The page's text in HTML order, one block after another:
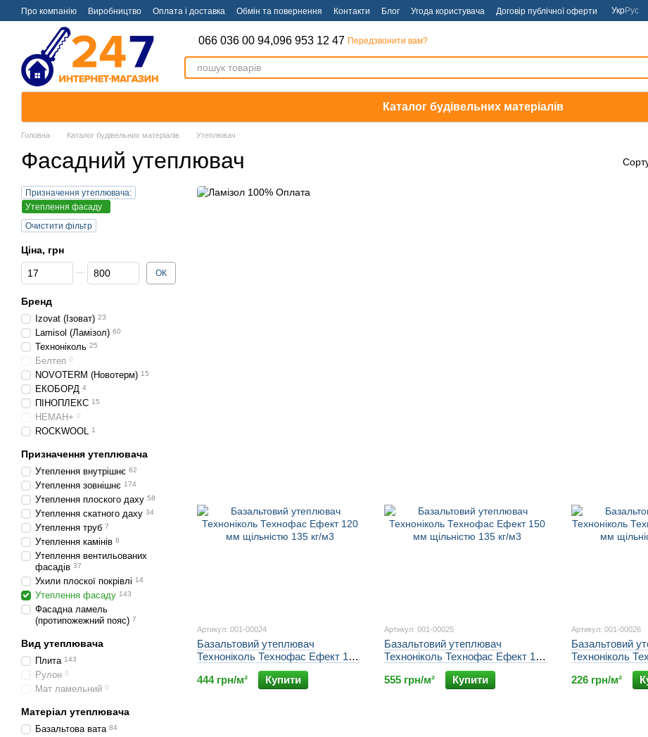
Перейти к основному контенту
Про компанію Виробництво Оплата і доставка Обмін та повернення Контакти Блог Угода користувача Договір публічної оферти УкрРус
066 036 00 94,096 953 12 47 Передзвонити вам?
Каталог будівельних матеріалів
Головна Каталог будівельних матеріалів Утеплювач
Фасадний утеплювач
Артикул: 001-00024
Базальтовий утеплювач
Техноніколь Технофас Ефект 120
мм щільністю 135 кг/м3
444 грн/м²
Купити
Артикул: 001-00025
Базальтовий утеплювач
Техноніколь Технофас Ефект 150
мм щільністю 135 кг/м3
555 грн/м²
Купити
Артикул: 001-00026
Базальтовий
Техноніколь
50 мм
226 грн/м²
Призначення утеплювача:
Утеплення фасаду
Очистити фільтр
Ціна, грн
Від Ціна, грн
До Ціна, грн ОК
Бренд
Izovat (Ізоват) 23
Lamisol (Ламізол) 60
Техноніколь 25
Белтеп 0
NOVOTERM (Новотерм) 15
ЕКОБОРД 4
ПІНОПЛЕКС 15
НЕМАН+ 0
ROCKWOOL 1
Призначення утеплювача
Утеплення внутрішнє 62
Утеплення зовнішнє 174
Утеплення плоского даху 58
Утеплення скатного даху 34
Утеплення труб 7
Утеплення камінів 8
Утеплення вентильованих
фасадів 37
Ухили плоскої покрівлі 14
Утеплення фасаду 143
Фасадна ламель
(протипожежний пояс) 7
Вид утеплювача
Плита 143
Рулон 0
Мат ламельний 0
Матеріал утеплювача
Базальтова вата 84